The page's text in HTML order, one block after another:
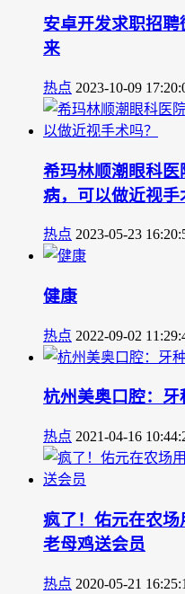
安卓开发求职招
来
热点 2023-10-09
希玛林顺潮眼科
病，可以做近视手
热点 2023-05-23
健康
热点 2022-09-02
杭州美奥口腔：
热点 2021-04-16
疯了！佑元在农
老母鸡送会员
热点 2020-05-21